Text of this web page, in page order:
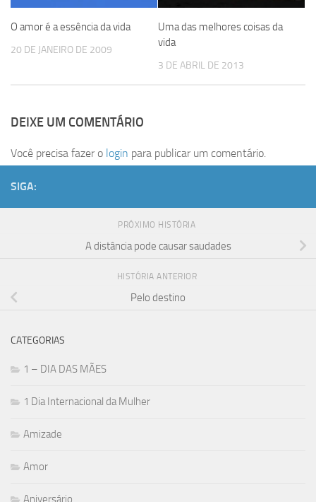
O amor é a essência da vida
20 DE JANEIRO DE 2009
Uma das melhores coisas da
vida
3 DE ABRIL DE 2013
DEIXE UM COMENTÁRIO
Você precisa fazer o login para publicar um comentário.
SIGA:
PRÓXIMO HISTÓRIA
A distância pode causar saudades
HISTÓRIA ANTERIOR
Pelo destino
CATEGORIAS
1 – DIA DAS MÃES
1 Dia Internacional da Mulher
Amizade
Amor
Aniversário